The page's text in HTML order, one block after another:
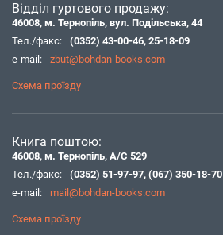
Відділ гуртового продажу:
46008, м. Тернопіль, вул. Подільська, 44
Тел./факс:
(0352) 43-00-46, 25-18-09
e-mail:
zbut@bohdan-books.com
Схема проїзду
Книга поштою:
46008, м. Тернопіль, А/С 529
Тел./факс:
(0352) 51-97-97, (067) 350-18-70
e-mail:
mail@bohdan-books.com
Схема проїзду